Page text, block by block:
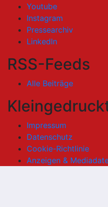
Youtube
Instagram
Pressearchiv
LinkedIn
RSS-Feeds
Alle Beiträge
Impressum
Datenschutz
Cookie-Richtlinie
Anzeigen &